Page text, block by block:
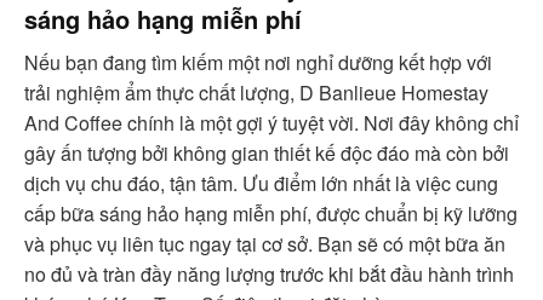
sáng hảo hạng miễn phí
Nếu bạn đang tìm kiếm một nơi nghỉ dưỡng kết hợp với
trải nghiệm ẩm thực chất lượng, D Banlieue Homestay
And Coffee chính là một gợi ý tuyệt vời. Nơi đây không chỉ
gây ấn tượng bởi không gian thiết kế độc đáo mà còn bởi
dịch vụ chu đáo, tận tâm. Ưu điểm lớn nhất là việc cung
cấp bữa sáng hảo hạng miễn phí, được chuẩn bị kỹ lưỡng
và phục vụ liên tục ngay tại cơ sở. Bạn sẽ có một bữa ăn
no đủ và tràn đầy năng lượng trước khi bắt đầu hành trình